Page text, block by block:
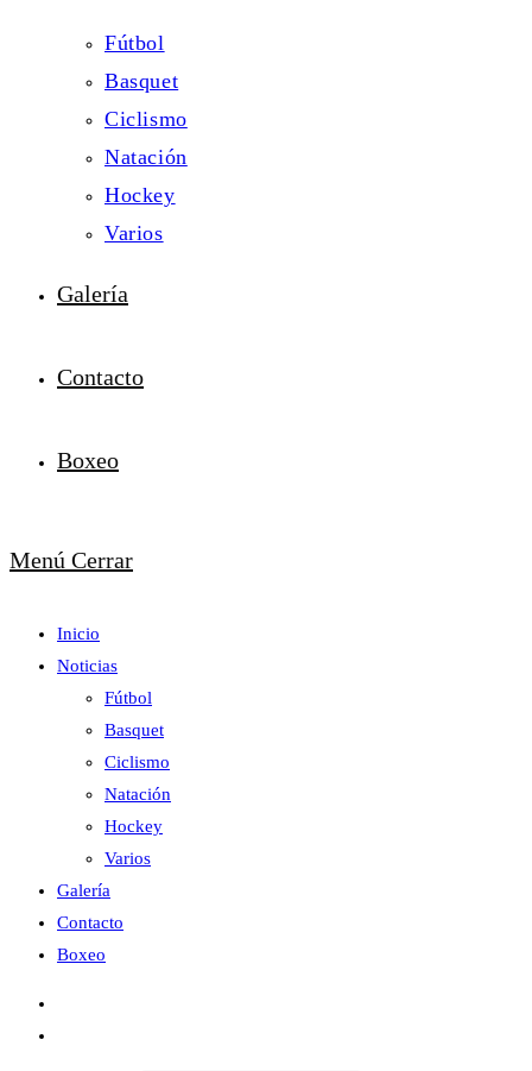
Fútbol
Basquet
Ciclismo
Natación
Hockey
Varios
Galería
Contacto
Boxeo
Menú Cerrar
Inicio
Noticias
Fútbol
Basquet
Ciclismo
Natación
Hockey
Varios
Galería
Contacto
Boxeo